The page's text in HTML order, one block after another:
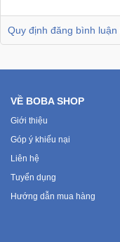
Ô
Tô
-
Đồ
công
nghệ
Dịch
Quy định đăng bình luận
VỀ BOBA SHOP
Giới thiệu
Góp ý khiếu nại
Liên hệ
Tuyển dụng
Hướng dẫn mua hàng